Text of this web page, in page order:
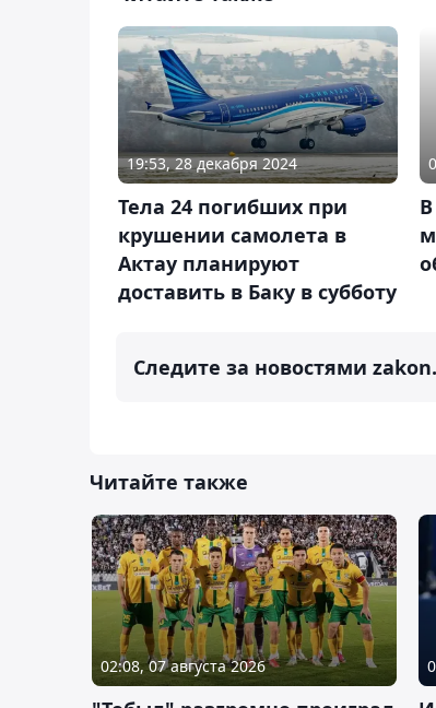
19:53, 28 декабря 2024
Тела 24 погибших при
крушении самолета в
Актау планируют
доставить в Баку в субботу
Следите за новостями
Читайте также
02:08, 07 августа 2026